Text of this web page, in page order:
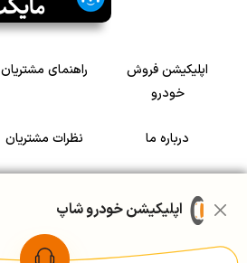
اپلیکیشن فروش
خودرو
راهنمای مشتریان
درباره ما نظرات مشتریان
سرمایه گذاری در
رضایت مشتریاناپلیکیشن خودرو شاپ